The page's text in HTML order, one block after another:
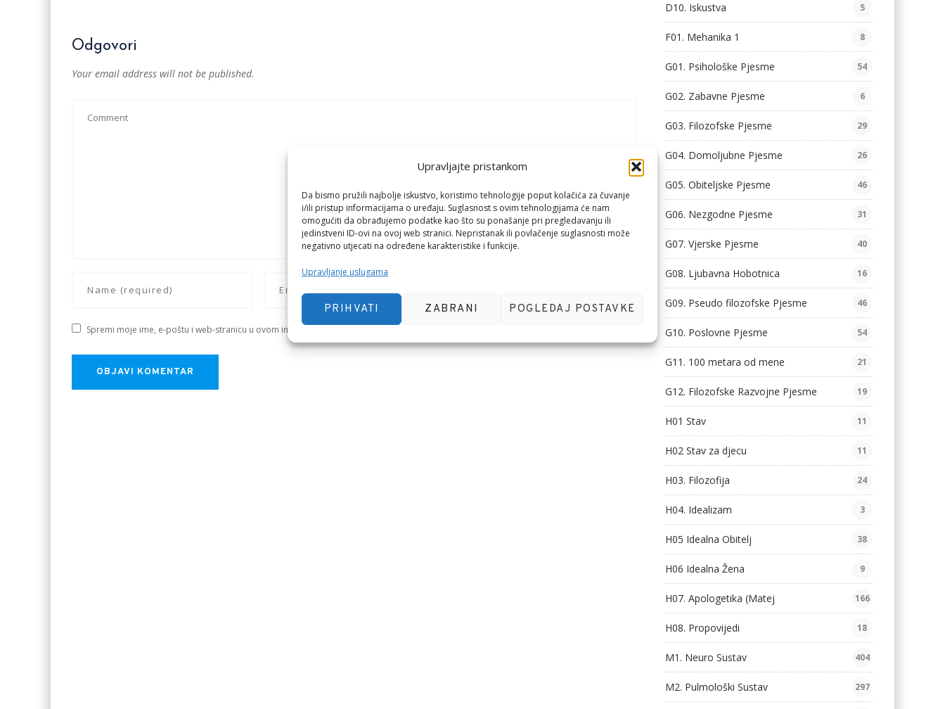
Upravljajte pristankom
Da bismo pružili najbolje iskustvo, koristimo tehnologije poput kolačića za čuvanje
i/ili pristup informacijama o uređaju. Suglasnost s ovim tehnologijama će nam
omogućiti da obrađujemo podatke kao što su ponašanje pri pregledavanju ili
jedinstveni ID-ovi na ovoj web stranici. Nepristanak ili povlačenje suglasnosti može
negativno utjecati na određene karakteristike i funkcije.
Upravljanje uslugama
PRIHVATI ZABRANI POGLEDAJ POSTAVKE
Odgovori
Your email address will not be published.
Spremi moje ime, e-poštu i web-stranicu u ovom internet pregledniku za sljedeći put kada budem komentirao.
D10. Iskustva 5
F01. Mehanika 1 8
G01. Psihološke Pjesme 54
G02. Zabavne Pjesme 6
G03. Filozofske Pjesme 29
G04. Domoljubne Pjesme 26
G05. Obiteljske Pjesme 46
G06. Nezgodne Pjesme 31
G07. Vjerske Pjesme 40
G08. Ljubavna Hobotnica 16
G09. Pseudo filozofske Pjesme 46
G10. Poslovne Pjesme 54
G11. 100 metara od mene 21
G12. Filozofske Razvojne Pjesme 19
H01 Stav 11
H02 Stav za djecu 11
H03. Filozofija 24
H04. Idealizam 3
H05 Idealna Obitelj 38
H06 Idealna Žena 9
H07. Apologetika (Matej 166
H08. Propovijedi 18
M1. Neuro Sustav 404
M2. Pulmološki Sustav 297